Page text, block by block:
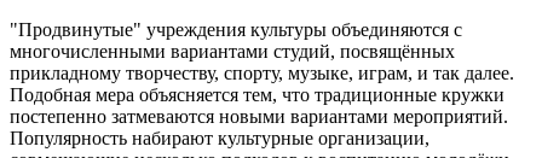
"Продвинутые" учреждения культуры объединяются с
многочисленными вариантами студий, посвящённых
прикладному творчеству, спорту, музыке, играм, и так далее.
Подобная мера объясняется тем, что традиционные кружки
постепенно затмеваются новыми вариантами мероприятий.
Популярность набирают культурные организации,